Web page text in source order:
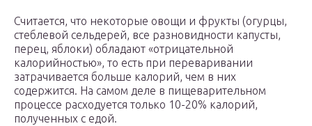
Считается, что некоторые овощи и фрукты (огурцы,
стеблевой сельдерей, все разновидности капусты,
перец, яблоки) обладают «отрицательной
калорийностью», то есть при переваривании
затрачивается больше калорий, чем в них
содержится. На самом деле в пищеварительном
процессе расходуется только 10-20% калорий,
полученных с едой.